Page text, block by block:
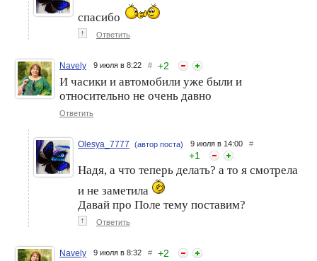
ГОЛОСОВАНИЕ 23-24-25
мая. Тема "Горы, скалы,
холмы". Фотофлешмоб 56
Фотофлешмоб 87 этап.
Новая тема "Ретро".
Голосование
спасибо
↑ Ответить
Navely 9 июля в 8:22 # +2
И часики и автомобили уже были и
относительно не очень давно
Ответить
Olesya_7777 (автор поста) 9 июля в 14:00 #
+1
Надя, а что теперь делать? а то я смотрела
и не заметила
Давай про Поле тему поставим?
↑ Ответить
Navely 9 июля в 8:32 # +2